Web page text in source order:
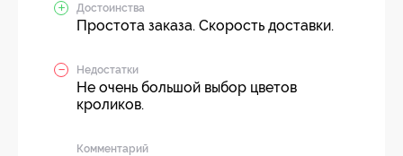
Достоинства
Простота заказа. Скорость доставки.
Недостатки
Не очень большой выбор цветов
кроликов.
Комментарий